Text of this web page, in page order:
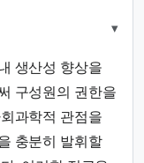
▾
생산성 향상을
구성원의 권한을
과학적 관점을
충분히 발휘할